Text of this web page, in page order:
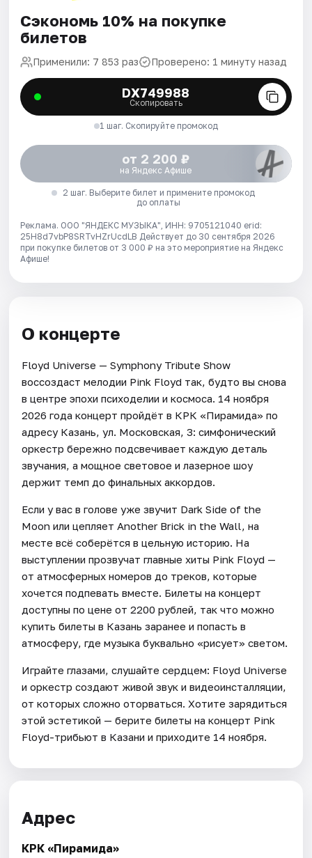
Сэкономь 10% на покупке
билетов
Применили: 7 853 раз Проверено: 1 минуту назад
DX749988
Скопировать
1 шаг. Скопируйте промокод
от 2 200 ₽
на Яндекс Афише
2 шаг. Выберите билет и примените промокод
до оплаты
Реклама. ООО "ЯНДЕКС МУЗЫКА", ИНН: 9705121040 erid:
25H8d7vbP8SRTvHZrUcdLB Действует до 30 сентября 2026
при покупке билетов от 3 000 ₽ на это мероприятие на Яндекс
Афише!
О концерте
Floyd Universe — Symphony Tribute Show
воссоздаст мелодии Pink Floyd так, будто вы снова
в центре эпохи психоделии и космоса. 14 ноября
2026 года концерт пройдёт в КРК «Пирамида» по
адресу Казань, ул. Московская, 3: симфонический
оркестр бережно подсвечивает каждую деталь
звучания, а мощное световое и лазерное шоу
держит темп до финальных аккордов.
Если у вас в голове уже звучит Dark Side of the
Moon или цепляет Another Brick in the Wall, на
месте всё соберётся в цельную историю. На
выступлении прозвучат главные хиты Pink Floyd —
от атмосферных номеров до треков, которые
хочется подпевать вместе. Билеты на концерт
доступны по цене от 2200 рублей, так что можно
купить билеты в Казань заранее и попасть в
атмосферу, где музыка буквально «рисует» светом.
Играйте глазами, слушайте сердцем: Floyd Universe
и оркестр создают живой звук и видеоинсталляции,
от которых сложно оторваться. Хотите зарядиться
этой эстетикой — берите билеты на концерт Pink
Floyd-трибьют в Казани и приходите 14 ноября.
Адрес
КРК «Пирамида»